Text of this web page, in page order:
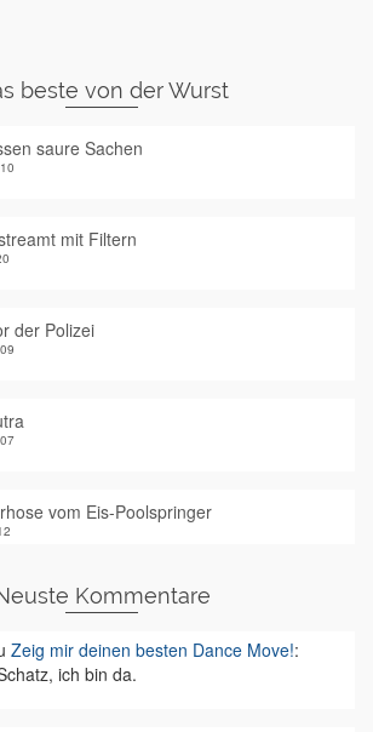
beste von der Wurst
saure Sachen
mit Filtern
der Polizei
vom Eis-Poolspringer
Kommentare
Zeig mir deinen besten Dance Move!:
ich bin da.